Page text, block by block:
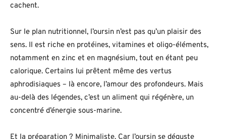
cachent.
Sur le plan nutritionnel, l’oursin n’est pas qu’un plaisir des
sens. Il est riche en protéines, vitamines et oligo-éléments,
notamment en zinc et en magnésium, tout en étant peu
calorique. Certains lui prêtent même des vertus
aphrodisiaques – là encore, l’amour des profondeurs. Mais
au-delà des légendes, c’est un aliment qui régénère, un
concentré d’énergie sous-marine.